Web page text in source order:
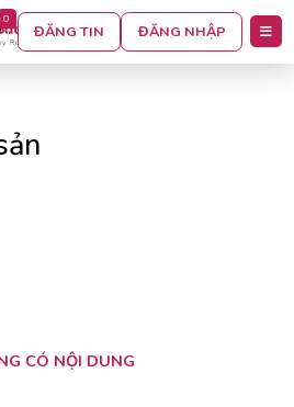
0
ĐĂNG TIN ĐĂNG NHẬP
CÓ NỘI DUNG